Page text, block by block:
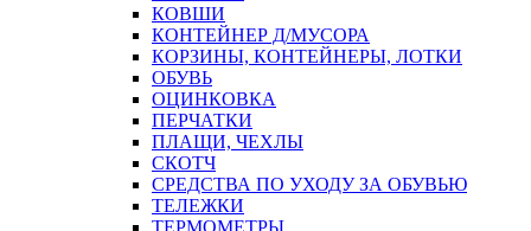
КОВШИ
КОНТЕЙНЕР Д/МУСОРА
КОРЗИНЫ, КОНТЕЙНЕРЫ, ЛОТКИ
ОБУВЬ
ОЦИНКОВКА
ПЕРЧАТКИ
ПЛАЩИ, ЧЕХЛЫ
СКОТЧ
СРЕДСТВА ПО УХОДУ ЗА ОБУВЬЮ
ТЕЛЕЖКИ
ТЕРМОМЕТРЫ